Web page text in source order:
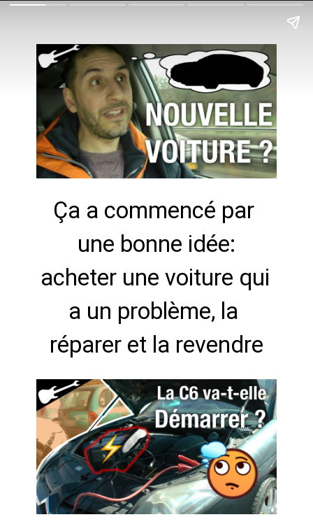
Ça a commencé par
une bonne idée:
acheter une voiture qui
a un problème, la
réparer et la revendre